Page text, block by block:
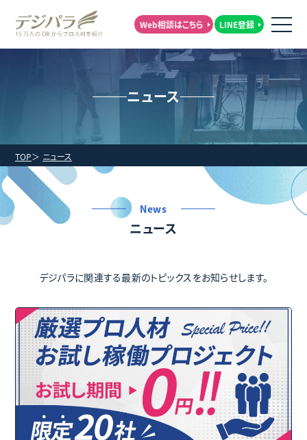
Web相談はこちら LINE登録
ニュース
TOP ニュース
News
ニュース
デジパラに関連する最新のトピックスをお知らせします。